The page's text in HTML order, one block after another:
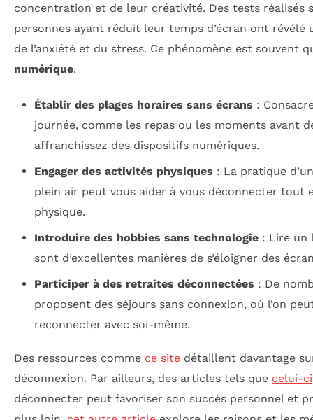
concentration et de leur créativité. Des tests réalisés
personnes ayant réduit leur temps d’écran ont
de l’anxiété et du stress. Ce phénomène est souvent
numérique.
Établir des plages horaires sans écrans :
journée, comme les repas ou les moments avant
affranchissez des dispositifs numériques.
Engager des activités physiques : La pratique
plein air peut vous aider à vous déconnecter tout
physique.
Introduire des hobbies sans technologie: Lire un
sont d’excellentes manières de s’éloigner des
Participer à des retraites déconnectées : De
proposent des séjours sans connexion, où l’on
reconnecter avec soi-même.
Des ressources comme ce site détaillent davantage
déconnexion. Par ailleurs, des articles tels que celui-ci
déconnecter peut favoriser son succès personnel et